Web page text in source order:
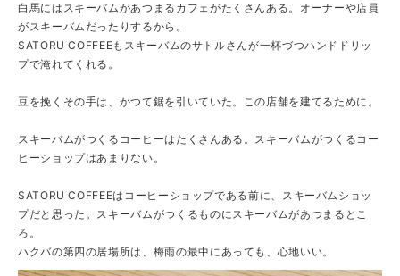
白馬にはスキーバムがあつまるカフェがたくさんある。オーナーや店員
がスキーバムだったりするから。
SATORU COFFEEもスキーバムのサトルさんが一杯づつハンドドリッ
プで淹れてくれる。
豆を挽くその手は、かつて鋸を引いていた。この店舗を建てるために。
スキーバムがつくるコーヒーはたくさんある。スキーバムがつくるコー
ヒーショップはあまりない。
SATORU COFFEEはコーヒーショップである前に、スキーバムショッ
プだと思った。スキーバムがつくるものにスキーバムがあつまるとこ
ろ。
ハクバの第四の居場所は、梅雨の最中にあっても、心地いい。